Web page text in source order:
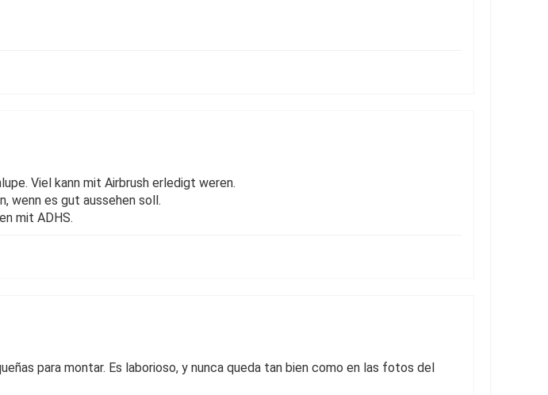
Viel kann mit Airbrush erledigt weren.
wenn es gut aussehen soll.
mit ADHS.
para montar. Es laborioso, y nunca queda tan bien como en las fotos del